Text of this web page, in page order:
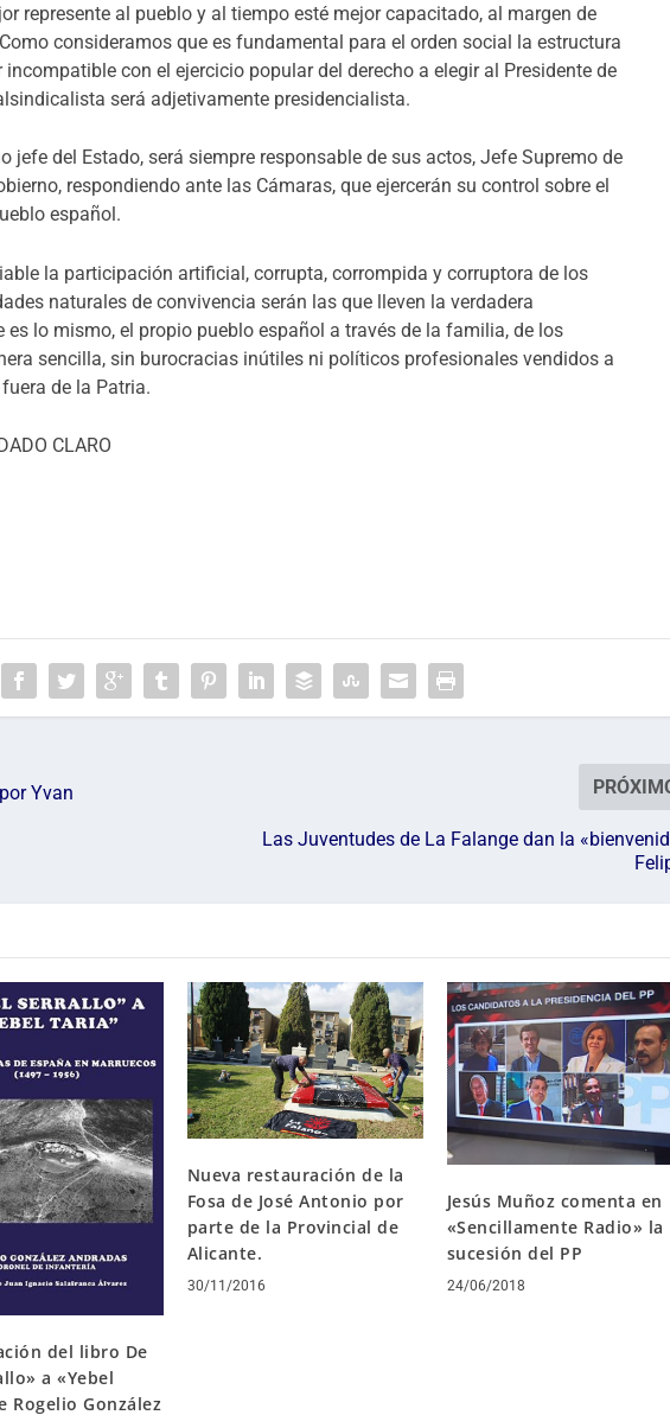
represente al pueblo y al tiempo esté mejor capacitado, al margen de
consideramos que es fundamental para el orden social la estructura
con el ejercicio popular del derecho a elegir al Presidente de
será adjetivamente presidencialista.
jefe del Estado, será siempre responsable de sus actos, Jefe Supremo de
respondiendo ante las Cámaras, que ejercerán su control sobre el
español.
la participación artificial, corrupta, corrompida y corruptora de los
naturales de convivencia serán las que lleven la verdadera
es lo mismo, el propio pueblo español a través de la familia, de los
sencilla, sin burocracias inútiles ni políticos profesionales vendidos a
de la Patria.
CLARO
Yvan
Las Juventudes de La Falange dan la
del libro De
a «Yebel
Rogelio González
Nueva restauración de la
Fosa de José Antonio por
parte de la Provincial de
Alicante.
30/11/2016
Jesús Muñoz comenta en
«Sencillamente Radio» la
sucesión del PP
24/06/2018